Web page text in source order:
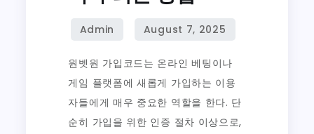
원벳원 가입코드는 온라인 베팅이나
게임 플랫폼에 새롭게 가입하는 이용
자들에게 매우 중요한 역할을 한다. 단
순히 가입을 위한 인증 절차 이상으로,